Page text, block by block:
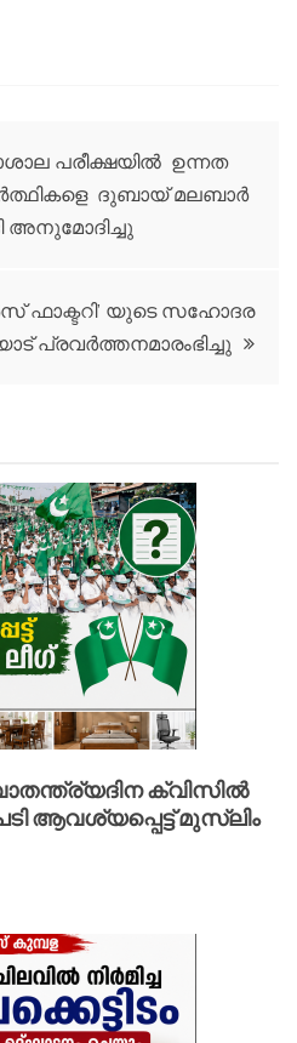
പരീക്ഷയിൽ ഉന്നത
ദുബായ് മലബാർ
അനുമോദിച്ചു
ഫാക്ടറി’ യുടെ സഹോദര
പ്രവർത്തനമാരംഭിച്ചു
ക്വിസിൽ
ആവശ്യപ്പെട്ട് മുസ്‌ലിം